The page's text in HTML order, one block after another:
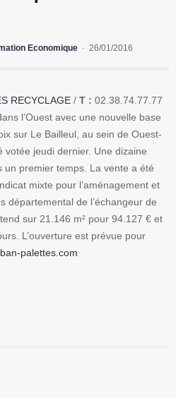
Economique 26/01/2016
RECYCLAGE / T : 02.38.74.77.77
l’Ouest avec une nouvelle base
sur Le Bailleul, au sein de Ouest-
votée jeudi dernier. Une dizaine
un premier temps. La vente a été
mixte pour l’aménagement et
départemental de l’échangeur de
sur 21.146 m² pour 94.127 € et
L’ouverture est prévue pour
palettes.com